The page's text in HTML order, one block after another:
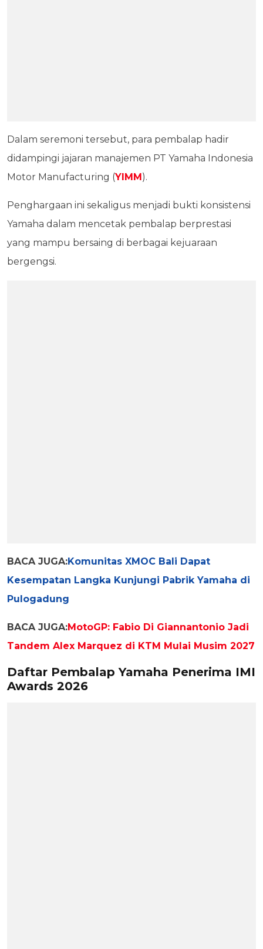
Dalam seremoni tersebut, para pembalap hadir
didampingi jajaran manajemen PT Yamaha Indonesia
Motor Manufacturing (YIMM).
Penghargaan ini sekaligus menjadi bukti konsistensi
Yamaha dalam mencetak pembalap berprestasi
yang mampu bersaing di berbagai kejuaraan
bergengsi.
BACA JUGA:Komunitas XMOC Bali Dapat
Kesempatan Langka Kunjungi Pabrik Yamaha di
Pulogadung
BACA JUGA:MotoGP: Fabio Di Giannantonio Jadi
Tandem Alex Marquez di KTM Mulai Musim 2027
Daftar Pembalap Yamaha Penerima IMI
Awards 2026